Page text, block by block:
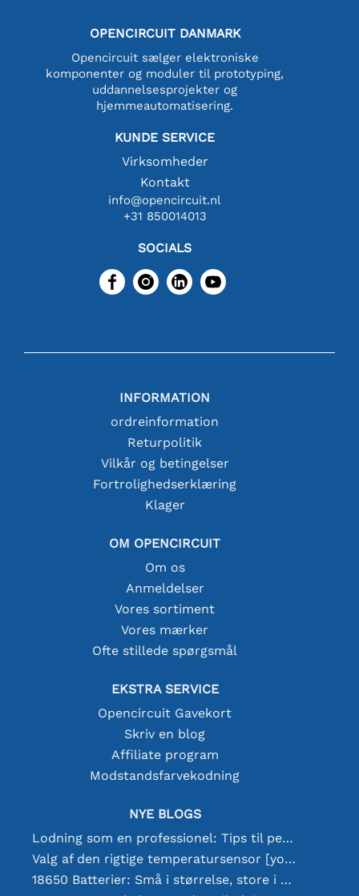
OPENCIRCUIT DANMARK
Opencircuit sælger elektroniske
komponenter og moduler til prototyping,
uddannelsesprojekter og
hjemmeautomatisering.
KUNDE SERVICE
Virksomheder
Kontakt
info@opencircuit.nl
+31 850014013
SOCIALS
INFORMATION
ordreinformation
Returpolitik
Vilkår og betingelser
Fortrolighedserklæring
Klager
OM OPENCIRCUIT
Om os
Anmeldelser
Vores sortiment
Vores mærker
Ofte stillede spørgsmål
EKSTRA SERVICE
Opencircuit Gavekort
Skriv en blog
Affiliate program
Modstandsfarvekodning
NYE BLOGS
Lodning som en professionel: Tips til perfekte elektroniske forbindelser
Valg af den rigtige temperatursensor [youtube]
18650 Batterier: Små i størrelse, store i ydeevne